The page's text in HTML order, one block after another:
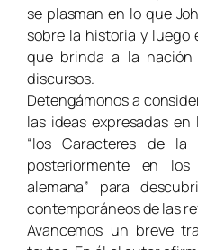
se plasman en lo que
sobre la historia y luego
que brinda a la nación
discursos.
Detengámonos a
las ideas expresadas
“los Caracteres de la
posteriormente en
alemana” para
contemporáneos de las
Avancemos un breve